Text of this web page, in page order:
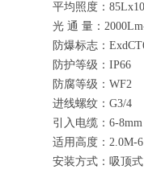
平均照度：
光 通 量：
防爆标志：
防护等级：IP66
防腐等级：WF2
进线螺纹：G3/4
引入电缆：6-8mm
适用高度：2.0M-
安装方式：吸顶